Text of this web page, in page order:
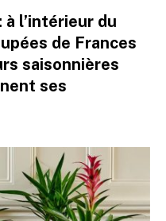
l’intérieur du
de Frances
saisonnières
ses